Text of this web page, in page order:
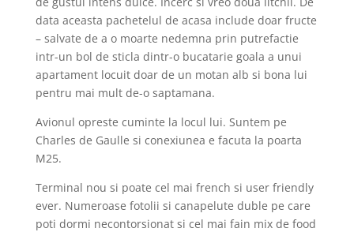
data aceasta pachetelul de acasa include doar fructe
– salvate de a o moarte nedemna prin putrefactie
intr-un bol de sticla dintr-o bucatarie goala a unui
apartament locuit doar de un motan alb si bona lui
pentru mai mult de-o saptamana.
Avionul opreste cuminte la locul lui. Suntem pe
Charles de Gaulle si conexiunea e facuta la poarta
M25.
Terminal nou si poate cel mai french si user friendly
ever. Numeroase fotolii si canapelute duble pe care
poti dormi necontorsionat si cel mai fain mix de food